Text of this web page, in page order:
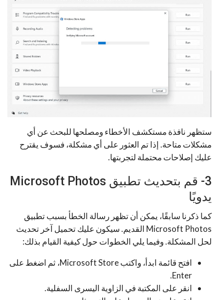
ستظهر نافذة مستكشف الأخطاء ومصلحها للبحث عن أي
مشكلات متاحة. إذا تم العثور على أي مشكلة، فسوف يقترح
عليك إصلاحات محتملة لتجربتها.
3- قم بتحديث تطبيق Microsoft Photos
يدويًا
كما ذكرنا سابقًا، يمكن أن تظهر رسالة الخطأ بسبب تطبيق
Microsoft Photos القديم. سيكون عليك تحميل آخر تحديث
لحل المشكلة. وفيما يلي الخطوات حول كيفية القيام بذلك:
افتح قائمة ابدأ، واكتب Microsoft Store، ثم اضغط على
Enter.
انقر على المكتبة في الزاوية اليسرى السفلية.